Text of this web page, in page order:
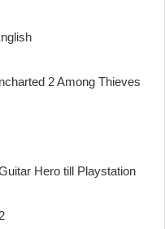
2 Among Thieves
Hero till Playstation